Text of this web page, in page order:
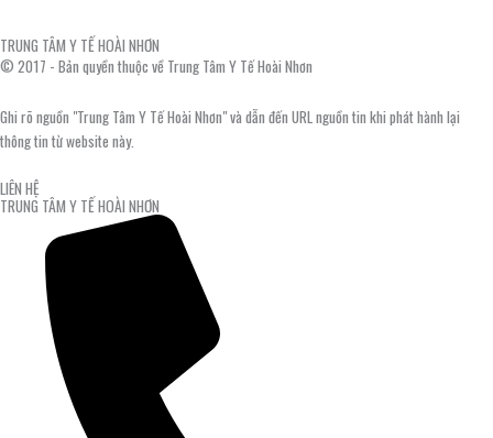
TRUNG TÂM Y TẾ HOÀI NHƠN
© 2017 - Bản quyền thuộc về Trung Tâm Y Tế Hoài Nhơn
Ghi rõ nguồn "Trung Tâm Y Tế Hoài Nhơn" và dẫn đến URL nguồn tin khi phát hành lại
thông tin từ website này.
LIÊN HỆ
TRUNG TÂM Y TẾ HOÀI NHƠN